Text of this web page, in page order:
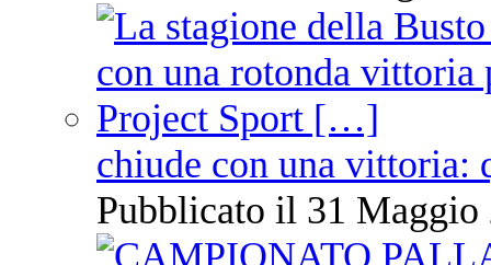
chiude con una vittoria:
Pubblicato il 31 Maggio